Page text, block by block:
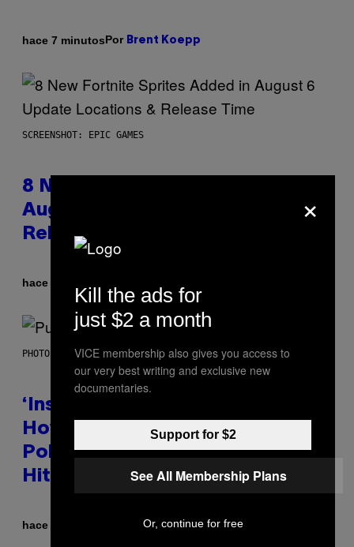
hace 7 minutosPor Brent Koepp
SCREENSHOT: EPIC GAMES
8 New Fortnite Sprites Added in
August 6 Update – Locations &
Release Time
hace 20 minutos
PHOTO BY GIE KNAEPS/GETTY IMAGES
‘Inspire Without Being Preachy’:
How a Breakup and Bush-Era
Politics Helped Create This L7
Hit
hace 20 minutos Stephen Andrew Galiher
×
Kill the ads for
just $2 a month
VICE membership also gives you access to
our very best writing and exclusive new
documentaries.
Support for $2
See All Membership Plans
Or, continue for free